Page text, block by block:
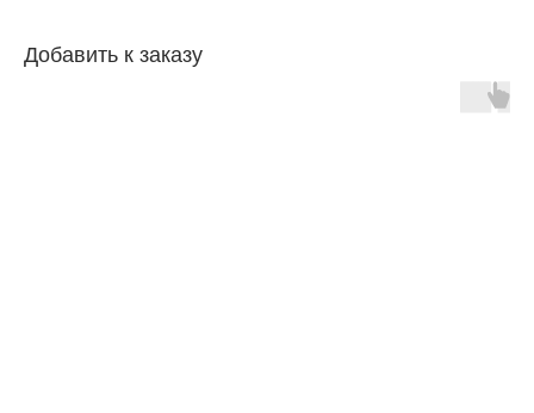
Добавить к заказу